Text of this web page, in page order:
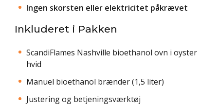
Ingen skorsten eller elektricitet påkrævet
Inkluderet i Pakken
ScandiFlames Nashville bioethanol ovn i oyster
hvid
Manuel bioethanol brænder (1,5 liter)
Justering og betjeningsværktøj